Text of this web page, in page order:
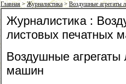
Главная>Журналистика>Воздушные агрегаты
Журналистика :
листовых печатных
Воздушные агрегаты
машин